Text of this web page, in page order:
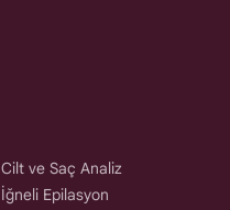
Cilt ve Saç Analiz
İğneli Epilasyon